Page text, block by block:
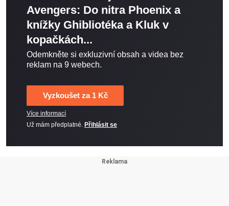
Avengers: Do nitra Phoenix a
knížky Ghibliotéka a Kluk v
kopačkách...
Odemkněte si exkluzivní obsah a videa bez
reklam na 9 webech.
Vyzkoušet za 1 Kč
Více informací
Už mám předplatné. Přihlásit se